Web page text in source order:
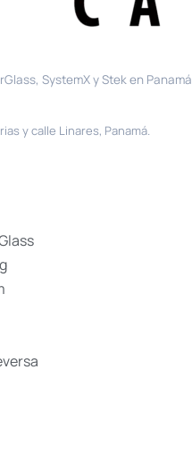
SystemX y Stek en
y calle Linares, Panamá.